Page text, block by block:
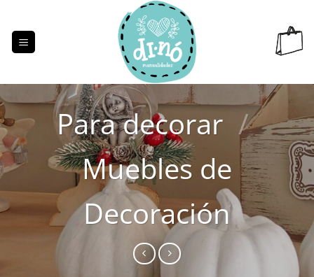
contenido
Para decorar /
Muebles de
Decoración